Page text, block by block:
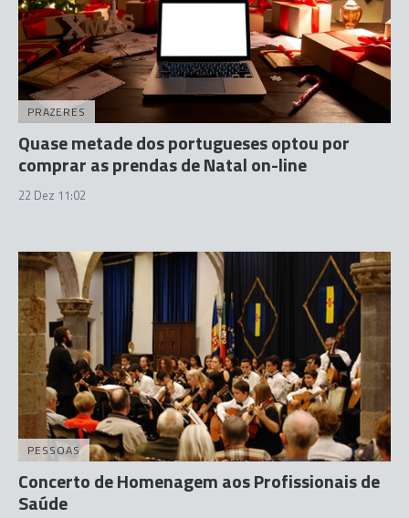
PRAZERES
Quase metade dos portugueses optou por
comprar as prendas de Natal on-line
22 Dez 11:02
PESSOAS
Concerto de Homenagem aos Profissionais de
Saúde